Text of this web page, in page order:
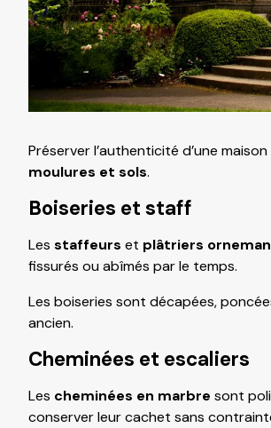
Préserver l’authenticité d’une
moulures et sols.
Boiseries et staff
Les staffeurs et plâtriers
fissurés ou abîmés par le temps.
Les boiseries sont décapées,
ancien.
Cheminées et escaliers
Les cheminées en marbre sont
conserver leur cachet sans